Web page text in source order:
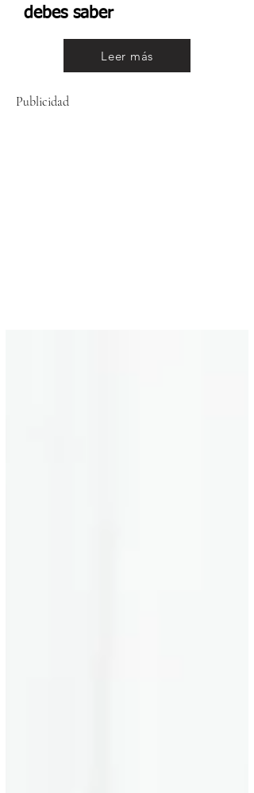
debes saber
Leer más
Publicidad